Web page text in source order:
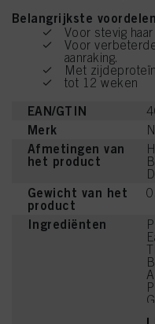
Belangrijkste voordelen
Voor stevig haar
Voor
aanraking.
Met
tot 12 weken
EAN/GTIN
Merk
Afmetingen van
het product
Gewicht van het
product
Ingrediënten